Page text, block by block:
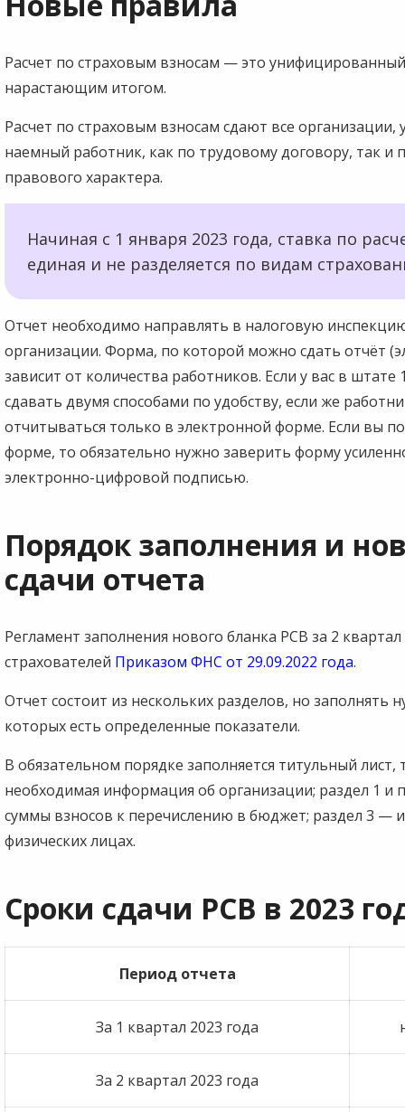
Расчет по страховым взносам — это
нарастающим итогом.
Расчет по страховым взносам сдают все организации,
наемный работник, как по трудовому договору, так и
правового характера.
Начиная с 1 января 2023 года, ставка по
единая и не разделяется по видам
Отчет необходимо направлять в налоговую
организации. Форма, по которой можно сдать отчёт
зависит от количества работников. Если у вас в
сдавать двумя способами по удобству, если же
отчитываться только в электронной форме. Если вы
форме, то обязательно нужно заверить форму
электронно-цифровой подписью.
Порядок заполнения и
сдачи отчета
Регламент заполнения нового бланка РСВ за 2
страхователей Приказом ФНС от 29.09.2022 года.
Отчет состоит из нескольких разделов, но заполнять
которых есть определенные показатели.
В обязательном порядке заполняется титульный лист,
необходимая информация об организации; раздел 1 и
суммы взносов к перечислению в бюджет; раздел 3 —
физических лицах.
Сроки сдачи РСВ в 2023
Период отчета
За 1 квартал 2023 года
За 2 квартал 2023 года